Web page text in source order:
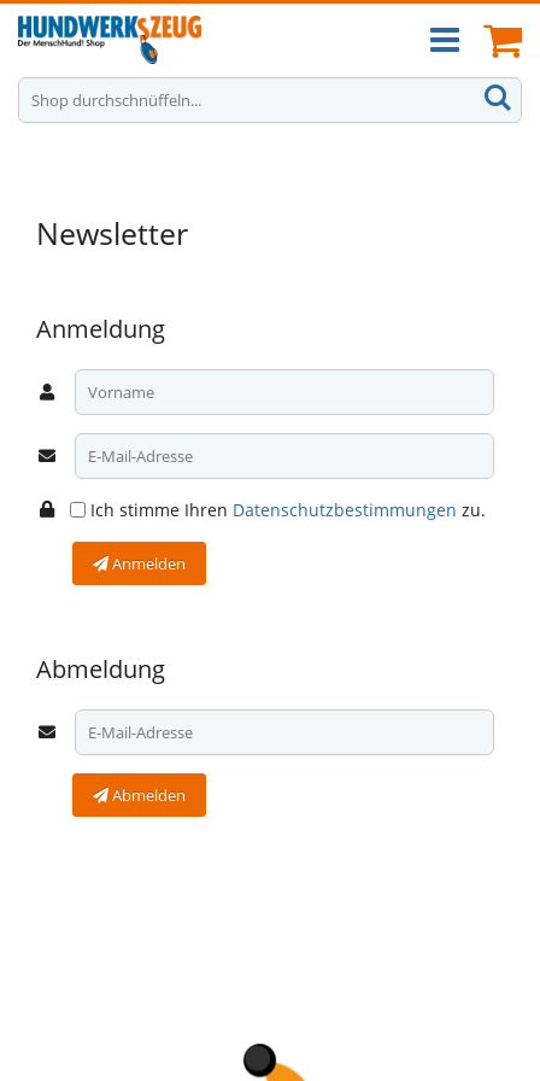
Zum
Inhalt
Newsletter
Anmeldung
Ich stimme Ihren Datenschutzbestimmungen zu.
Anmelden
Abmeldung
Abmelden